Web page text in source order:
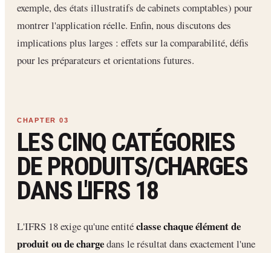
exemple, des états illustratifs de cabinets comptables) pour
montrer l'application réelle. Enfin, nous discutons des
implications plus larges : effets sur la comparabilité, défis
pour les préparateurs et orientations futures.
LES CINQ CATÉGORIES
DE PRODUITS/CHARGES
DANS L'IFRS 18
L'IFRS 18 exige qu'une entitéclasse chaque élément de
produit ou de chargedans le résultat dans exactement l'une